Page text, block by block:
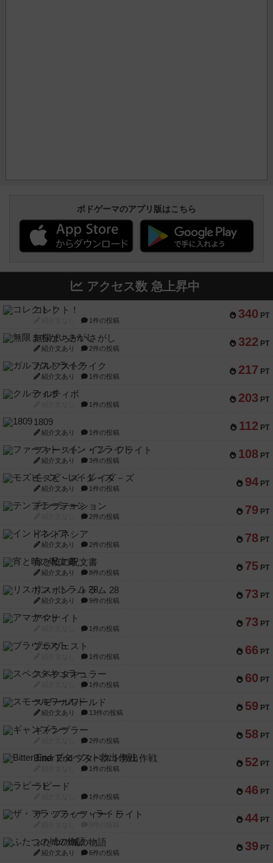
ボドゲーマのアプリ版はこちら
アクセス数 急上昇中
340 PT
コレクト！
1件の投稿
322 PT
無限まちがいさがし
紹介文あり 2件の投稿
217 PT
ガルフストライク
紹介文あり 1件の投稿
203 PT
クルティボ
1件の投稿
112 PT
1809
紹介文あり 1件の投稿
108 PT
ファースト・イン・フライト
紹介文あり 3件の投稿
94 PT
モズビ－ズ・レイダ－ズ
紹介文あり 1件の投稿
79 PT
テンプテーション
2件の投稿
78 PT
インドネシア
紹介文あり 2件の投稿
75 PT
宵と暁の呪文書
紹介文あり 8件の投稿
73 PT
リスボン・トラム 28
紹介文あり 9件の投稿
73 PT
アマナイト
1件の投稿
66 PT
ブラヴェスト
1件の投稿
60 PT
スペクタキュラー
1件の投稿
59 PT
スモールワールド
紹介文あり 13件の投稿
58 PT
ギャンブラー
2件の投稿
52 PT
Bitter End ブタペスト救出作戦
1件の投稿
46 PT
ラピード
1件の投稿
44 PT
ザ・フラッフィー・ライト
39 PT
ふたつの城の物語
紹介文あり 6件の投稿